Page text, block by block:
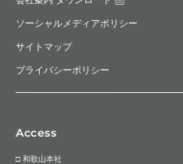
ソーシャルメディアポリシー
サイトマップ
プライバシーポリシー
Access
□ 和歌山本社